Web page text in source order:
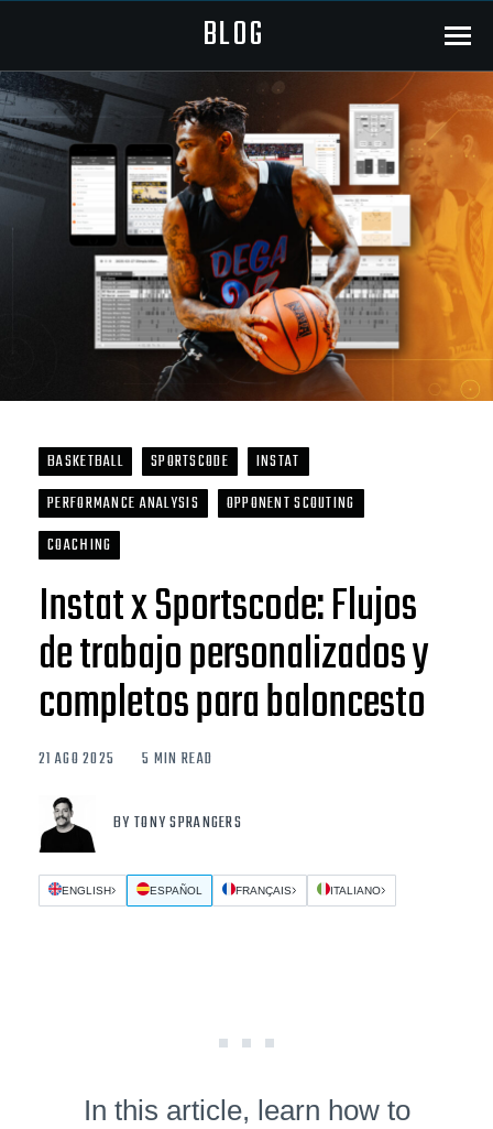
BLOG Menu
ENGLISH ESPAÑOL FRANÇAIS ITALIANO
BASKETBALL SPORTSCODE
INSTAT
PERFORMANCE ANALYSIS
OPPONENT SCOUTING
COACHING
Instat x Sportscode: Flujos
de trabajo personalizados y
completos para baloncesto
21 AGO 2025 5 MIN READ
BY TONY SPRANGERS
In this article, learn how to